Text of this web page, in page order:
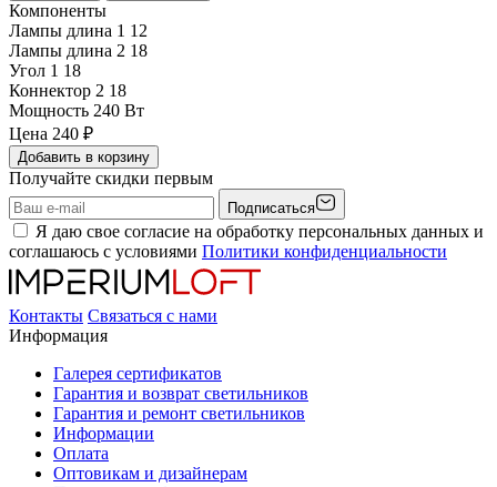
Компоненты
Лампы длина 1 12
Лампы длина 2 18
Угол 1 18
Коннектор 2 18
Мощность 240 Вт
Цена 240 ₽
Добавить в корзину
Получайте скидки первым
Подписаться
Я даю свое согласие на обработку персональных данных и
соглашаюсь с условиями Политики конфиденциальности
Контакты Связаться с нами
Информация
Галерея сертификатов
Гарантия и возврат светильников
Гарантия и ремонт светильников
Информации
Оплата
Оптовикам и дизайнерам